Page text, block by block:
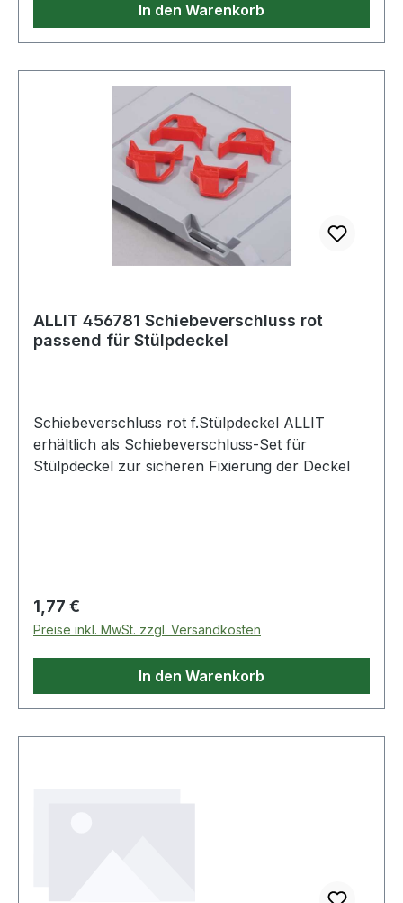
In den Warenkorb
ALLIT 456781 Schiebeverschluss rot
passend für Stülpdeckel
Schiebeverschluss rot f.Stülpdeckel ALLIT
erhältlich als Schiebeverschluss-Set für
Stülpdeckel zur sicheren Fixierung der Deckel
Regulärer Preis:
1,77 €
Preise inkl. MwSt. zzgl. Versandkosten
In den Warenkorb